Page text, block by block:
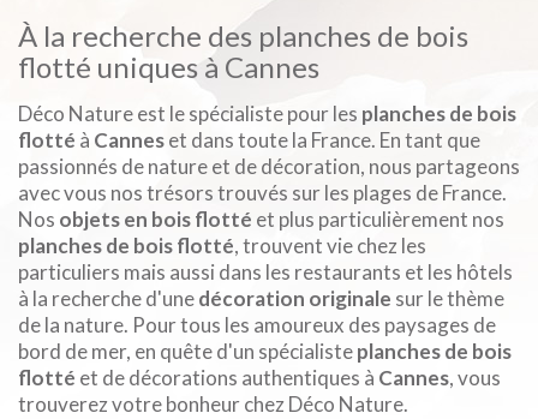
À la recherche des planches de bois
flotté uniques à Cannes
Déco Nature est le spécialiste pour les planches de bois
flotté à Canneset dans toute la France. En tant que
passionnés de nature et de décoration, nous partageons
avec vous nos trésors trouvés sur les plages de France.
Nos objets en bois flotté et plus particulièrement nos
planches de bois flotté, trouvent vie chez les
particuliers mais aussi dans les restaurants et les hôtels
à la recherche d'unedécoration originale sur le thème
de la nature. Pour tous les amoureux des paysages de
bord de mer, en quête d'un spécialisteplanches de bois
flotté et de décorations authentiques à Cannes, vous
trouverez votre bonheur chez Déco Nature.